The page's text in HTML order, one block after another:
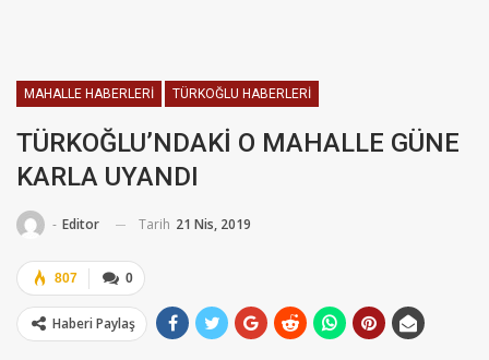
MAHALLE HABERLERI TÜRKOĞLU HABERLERI
TÜRKOĞLU’NDAKİ O MAHALLE GÜNE
KARLA UYANDI
- Editor Tarih 21 Nis, 2019
0
807
Haberi Paylaş